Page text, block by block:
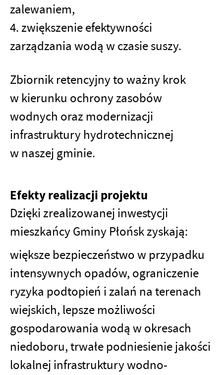
zalewaniem,
4. zwiększenie efektywności
zarządzania wodą w czasie suszy.
Zbiornik retencyjny to ważny krok
w kierunku ochrony zasobów
wodnych oraz modernizacji
infrastruktury hydrotechnicznej
w naszej gminie.
Efekty realizacji projektu
Dzięki zrealizowanej inwestycji
mieszkańcy Gminy Płońsk zyskają:
większe bezpieczeństwo w przypadku
intensywnych opadów, ograniczenie
ryzyka podtopień i zalań na terenach
wiejskich, lepsze możliwości
gospodarowania wodą w okresach
niedoboru,trwałe podniesienie jakości
lokalnej infrastruktury wodno-